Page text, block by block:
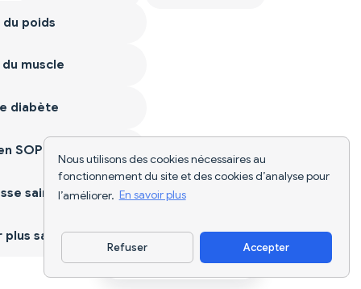
Nous utilisons des cookies nécessaires au
fonctionnement du site et des cookies d’analyse pour
l’améliorer. En savoir plus
Refuser Accepter
Télécharger l'appli
poids
muscle
diabète
SOPK
saine
sain